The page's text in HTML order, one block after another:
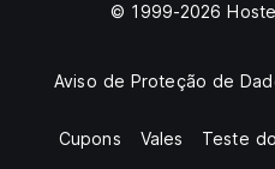
© 1999-2026
Aviso de Proteção de
Cupons Vales Teste